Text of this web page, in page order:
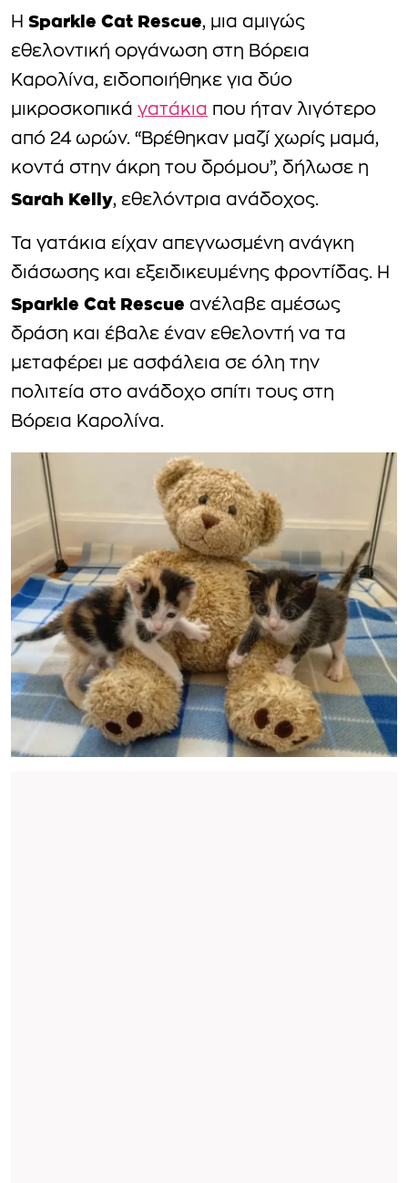
Η Sparkle Cat Rescue, μια αμιγώς
εθελοντική οργάνωση στη Βόρεια
Καρολίνα, ειδοποιήθηκε για δύο
μικροσκοπικά γατάκια που ήταν λιγότερο
από 24 ωρών. “Βρέθηκαν μαζί χωρίς μαμά,
κοντά στην άκρη του δρόμου”, δήλωσε η
Sarah Kelly, εθελόντρια ανάδοχος.
Τα γατάκια είχαν απεγνωσμένη ανάγκη
διάσωσης και εξειδικευμένης φροντίδας. Η
Sparkle Cat Rescue ανέλαβε αμέσως
δράση και έβαλε έναν εθελοντή να τα
μεταφέρει με ασφάλεια σε όλη την
πολιτεία στο ανάδοχο σπίτι τους στη
Βόρεια Καρολίνα.